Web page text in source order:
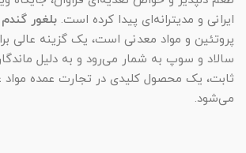
ایرانی و مدیترانه‌ای پیدا کرده است. بلغور گندم
پروتئین و مواد معدنی است، یک گزینه عالی
سالاد و سوپ به شمار می‌رود و به دلیل
ثابت، یک محصول کلیدی در تجارت عمده
می‌شود.